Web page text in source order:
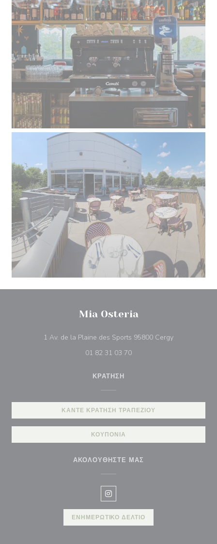
Mia Osteria
1 Av. de la Plaine des Sports 95800 Cergy((ανοίγει σε
01 82 31 03 70
ΚΡΆΤΗΣΗ
ΚΆΝΤΕ ΚΡΆΤΗΣΗ ΤΡΑΠΕΖΙΟΎ
ΚΟΥΠΌΝΙΑ
ΑΚΟΛΟΥΘΉΣΤΕ ΜΑΣ
Instagram ((ανοίγει σε νέο
ΕΝΗΜΕΡΩΤΙΚΌ ΔΕΛΤΊΟ